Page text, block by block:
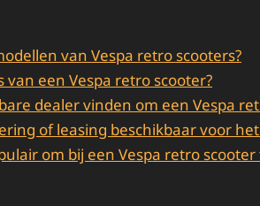
van Vespa retro scooters?
van een Vespa retro scooter?
dealer vinden om een Vespa
of leasing beschikbaar voor
om bij een Vespa retro scooter